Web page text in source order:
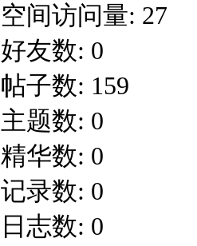
空间访问量: 27
好友数: 0
帖子数: 159
主题数: 0
精华数: 0
记录数: 0
日志数: 0